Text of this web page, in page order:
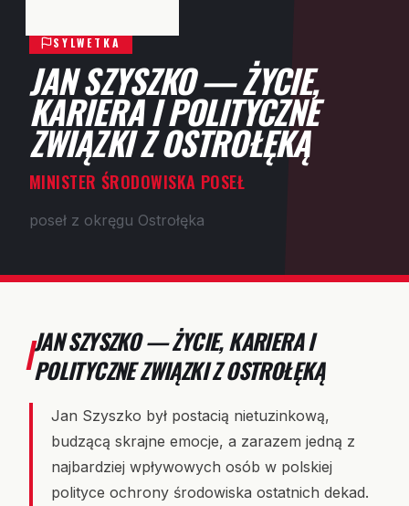
SYLWETKA
JAN SZYSZKO — ŻYCIE,
KARIERA I POLITYCZNE
ZWIĄZKI Z OSTROŁĘKĄ
MINISTER ŚRODOWISKA POSEŁ
poseł z okręgu Ostrołęka
JAN SZYSZKO — ŻYCIE, KARIERA I
POLITYCZNE ZWIĄZKI Z OSTROŁĘKĄ
Jan Szyszko był postacią nietuzinkową,
budzącą skrajne emocje, a zarazem jedną z
najbardziej wpływowych osób w polskiej
polityce ochrony środowiska ostatnich dekad.